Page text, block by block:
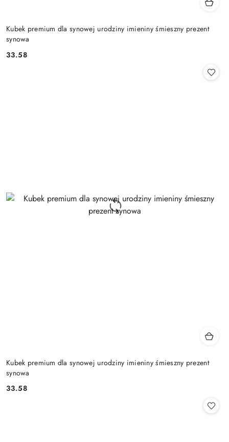
Kubek premium dla synowej urodziny imieniny śmieszny prezent
synowa
Cena:
33.58
Kubek premium dla synowej urodziny imieniny śmieszny prezent
synowa
Cena:
33.58